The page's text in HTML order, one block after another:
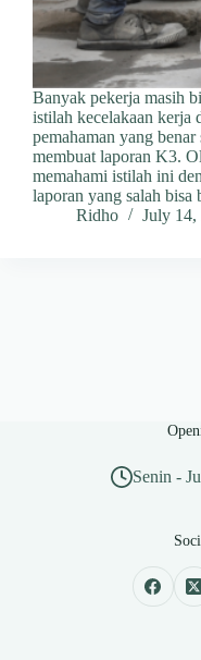
Banyak pekerja masih
istilah kecelakaan kerja
pemahaman yang
membuat laporan K3.
memahami istilah ini
laporan yang salah
Ridho
July 14,
Senin -